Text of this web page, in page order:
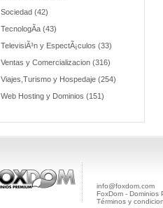
Sociedad (42)
TecnologÃ­a (43)
TelevisiÃ³n y EspectÃ¡culos (33)
Ventas y Comercializacion (316)
Viajes,Turismo y Hospedaje (254)
Web Hosting y Dominios (151)
info@foxdom.com
FoxDom - Dominios
Términos y